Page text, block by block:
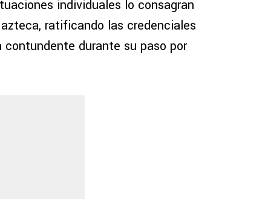
individuales lo consagran
ratificando las credenciales
durante su paso por